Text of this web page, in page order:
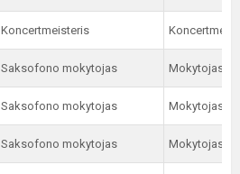
Koncertmeisteris
Saksofono mokytojas Mokytojas
Saksofono mokytojas Mokytojas
Saksofono mokytojas Mokytojas